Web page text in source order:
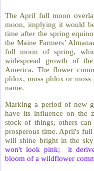
The April full moon
moon, implying it would
time after the spring
the Maine Farmers’
full moon of spring,
widespread growth of
America. The flower
phlox, moss phlox or
name.
Marking a period of new
have its influence on the
stock of things, others
prosperous time. April's
will shine bright in the
won't look pink; it
bloom of a wildflower